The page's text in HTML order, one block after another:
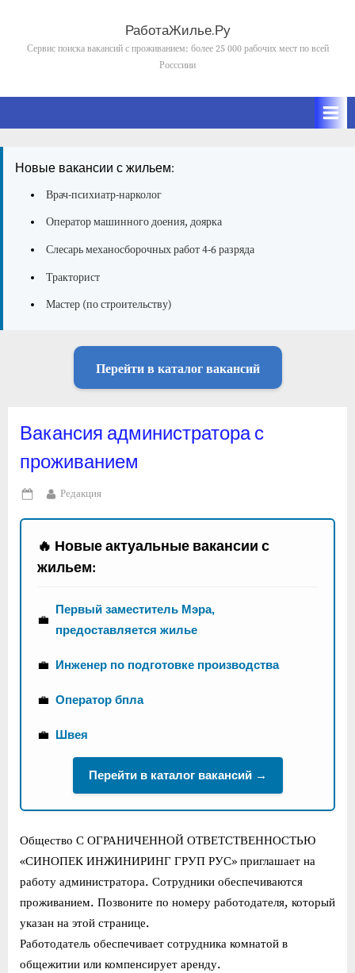
content
РаботаЖилье.Ру
Сервис поиска вакансий с проживанием: более 25 000 рабочих мест по всей
Росссиии
Новые вакансии с жильем:
Врач-психиатр-нарколог
Оператор машинного доения, доярка
Слесарь механосборочных работ 4-6 разряда
Тракторист
Мастер (по строительству)
Перейти в каталог вакансий
Вакансия администратора с
проживанием
Posted
on
By
Редакция
🔥 Новые актуальные вакансии с
жильем:
💼
Первый заместитель Мэра,
предоставляется жилье
💼 Инженер по подготовке производства
💼 Оператор бпла
💼 Швея
Перейти в каталог вакансий →
Общество С ОГРАНИЧЕННОЙ ОТВЕТСТВЕННОСТЬЮ
«СИНОПЕК ИНЖИНИРИНГ ГРУП РУС» приглашает на
работу администратора. Сотрудники обеспечиваются
проживанием. Позвоните по номеру работодателя, который
указан на этой странице.
Работодатель обеспечивает сотрудника комнатой в
общежитии или компенсирует аренду.